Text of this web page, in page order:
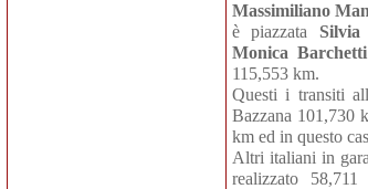
Massimiliano
è piazzata Silvia
Monica Barchetti
115,553 km.
Questi i transiti
Bazzana 101,730
km ed in questo
Altri italiani in
realizzato